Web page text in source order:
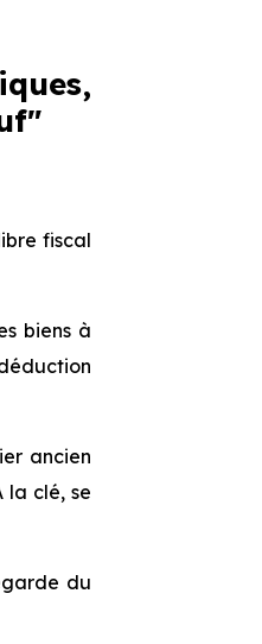
fiscal
biens à
ancien
la clé, se
du